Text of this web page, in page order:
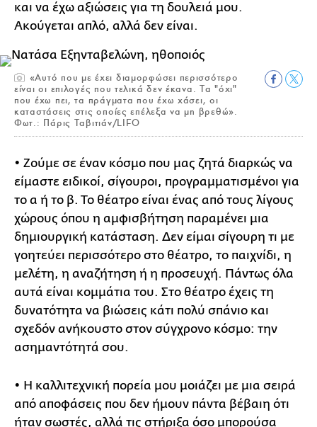
και να έχω αξιώσεις για τη δουλειά μου.
Ακούγεται απλό, αλλά δεν είναι.
«Αυτό που με έχει διαμορφώσει περισσότερο
είναι οι επιλογές που τελικά δεν έκανα. Τα "όχι"
που έχω πει, τα πράγματα που έχω χάσει, οι
καταστάσεις στις οποίες επέλεξα να μη βρεθώ».
Φωτ.: Πάρις Ταβιτιάν/LIFO
• Ζούμε σε έναν κόσμο που μας ζητά διαρκώς να
είμαστε ειδικοί, σίγουροι, προγραμματισμένοι για
το α ή το β. Το θέατρο είναι ένας από τους λίγους
χώρους όπου η αμφισβήτηση παραμένει μια
δημιουργική κατάσταση. Δεν είμαι σίγουρη τι με
γοητεύει περισσότερο στο θέατρο, το παιχνίδι, η
μελέτη, η αναζήτηση ή η προσευχή. Πάντως όλα
αυτά είναι κομμάτια του. Στο θέατρο έχεις τη
δυνατότητα να βιώσεις κάτι πολύ σπάνιο και
σχεδόν ανήκουστο στον σύγχρονο κόσμο: την
ασημαντότητά σου.
• Η καλλιτεχνική πορεία μου μοιάζει με μια σειρά
από αποφάσεις που δεν ήμουν πάντα βέβαιη ότι
ήταν σωστές, αλλά τις στήριξα όσο μπορούσα